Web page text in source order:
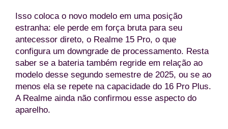
Isso coloca o novo modelo em uma posição
estranha: ele perde em força bruta para seu
antecessor direto, o Realme 15 Pro, o que
configura um downgrade de processamento. Resta
saber se a bateria também regride em relação ao
modelo desse segundo semestre de 2025, ou se ao
menos ela se repete na capacidade do 16 Pro Plus.
A Realme ainda não confirmou esse aspecto do
aparelho.